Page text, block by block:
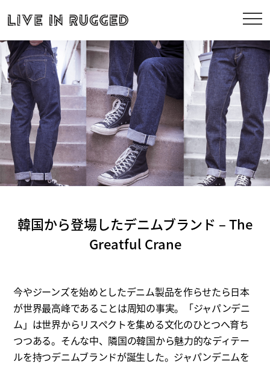
韓国から登場したデニムブランド – The
Greatful Crane
今やジーンズを始めとしたデニム製品を作らせたら日本
が世界最高峰であることは周知の事実。「ジャパンデニ
ム」は世界からリスペクトを集める文化のひとつへ育ち
つつある。そんな中、隣国の韓国から魅力的なディテー
ルを持つデニムブランドが誕生した。ジャパンデニムを